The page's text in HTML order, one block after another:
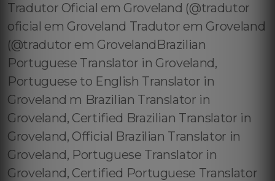
Tradutor Oficial em Groveland (@tradutor
oficial em Groveland Tradutor em Groveland
(@tradutor em GrovelandBrazilian
Portuguese Translator in Groveland,
Portuguese to English Translator in
Groveland m Brazilian Translator in
Groveland, Certified Brazilian Translator in
Groveland, Official Brazilian Translator in
Groveland, Portuguese Translator in
Groveland, Certified Portuguese Translator